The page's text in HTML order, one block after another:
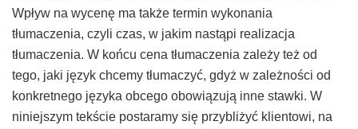
Wpływ na wycenę ma także termin wykonania
tłumaczenia, czyli czas, w jakim nastąpi realizacja
tłumaczenia. W końcu cena tłumaczenia zależy też od
tego, jaki język chcemy tłumaczyć, gdyż w zależności od
konkretnego języka obcego obowiązują inne stawki. W
niniejszym tekście postaramy się przybliżyć klientowi, na